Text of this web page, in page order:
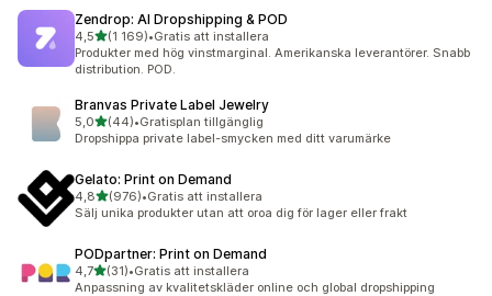
Zendrop: AI Dropshipping & POD
4,5av 5 stjärnor
(1 169)
1169 recensioner totalt
•Gratis att installera
Produkter med hög vinstmarginal. Amerikanska leverantörer. Snabb
distribution. POD.
Branvas Private Label Jewelry
5,0av 5 stjärnor
(44)
44 recensioner totalt
•Gratisplan tillgänglig
Dropshippa private label-smycken med ditt varumärke
Gelato: Print on Demand
4,8av 5 stjärnor
(976)
976 recensioner totalt
•Gratis att installera
Sälj unika produkter utan att oroa dig för lager eller frakt
PODpartner: Print on Demand
4,7av 5 stjärnor
(31)
31 recensioner totalt
•Gratis att installera
Anpassning av kvalitetskläder online och global dropshipping